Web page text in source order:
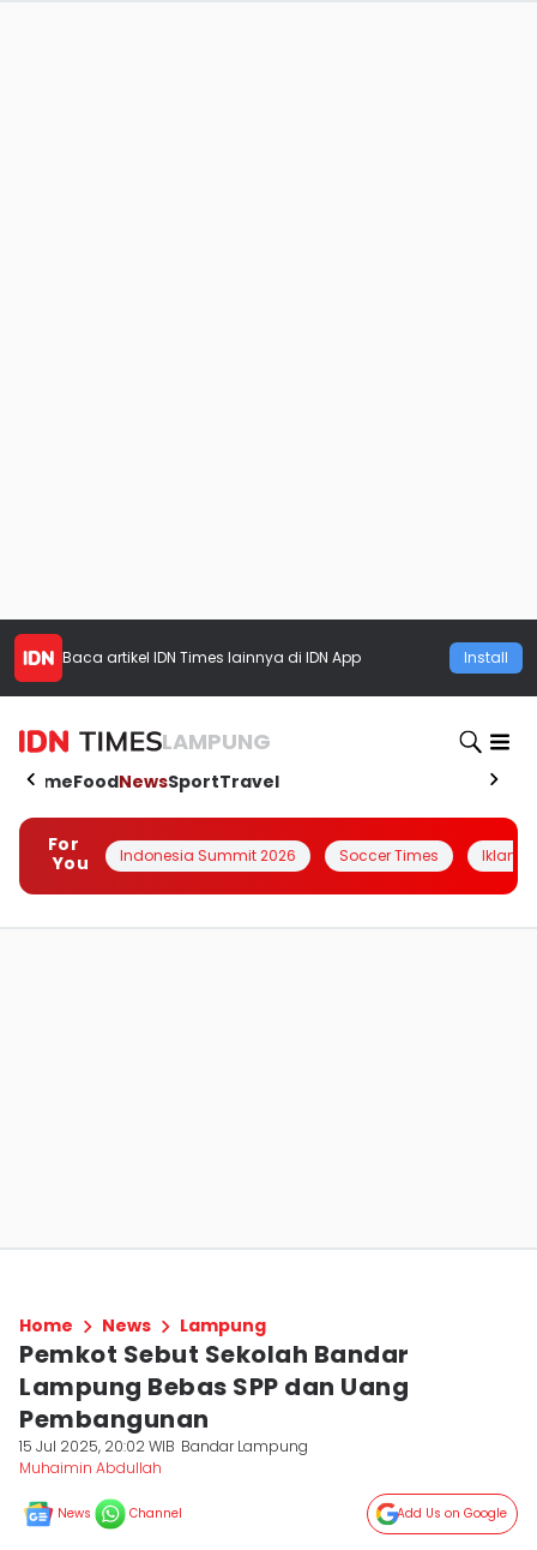
Baca artikel IDN Times lainnya di IDN App Install
LAMPUNG
HomeFoodNewsSportTravel
For
You
Indonesia Summit 2026 Soccer Times Iklanin
Home News Lampung
Pemkot Sebut Sekolah Bandar
Lampung Bebas SPP dan Uang
Pembangunan
15 Jul 2025, 20:02 WIB Bandar Lampung
Muhaimin Abdullah
News Channel Add Us on Google